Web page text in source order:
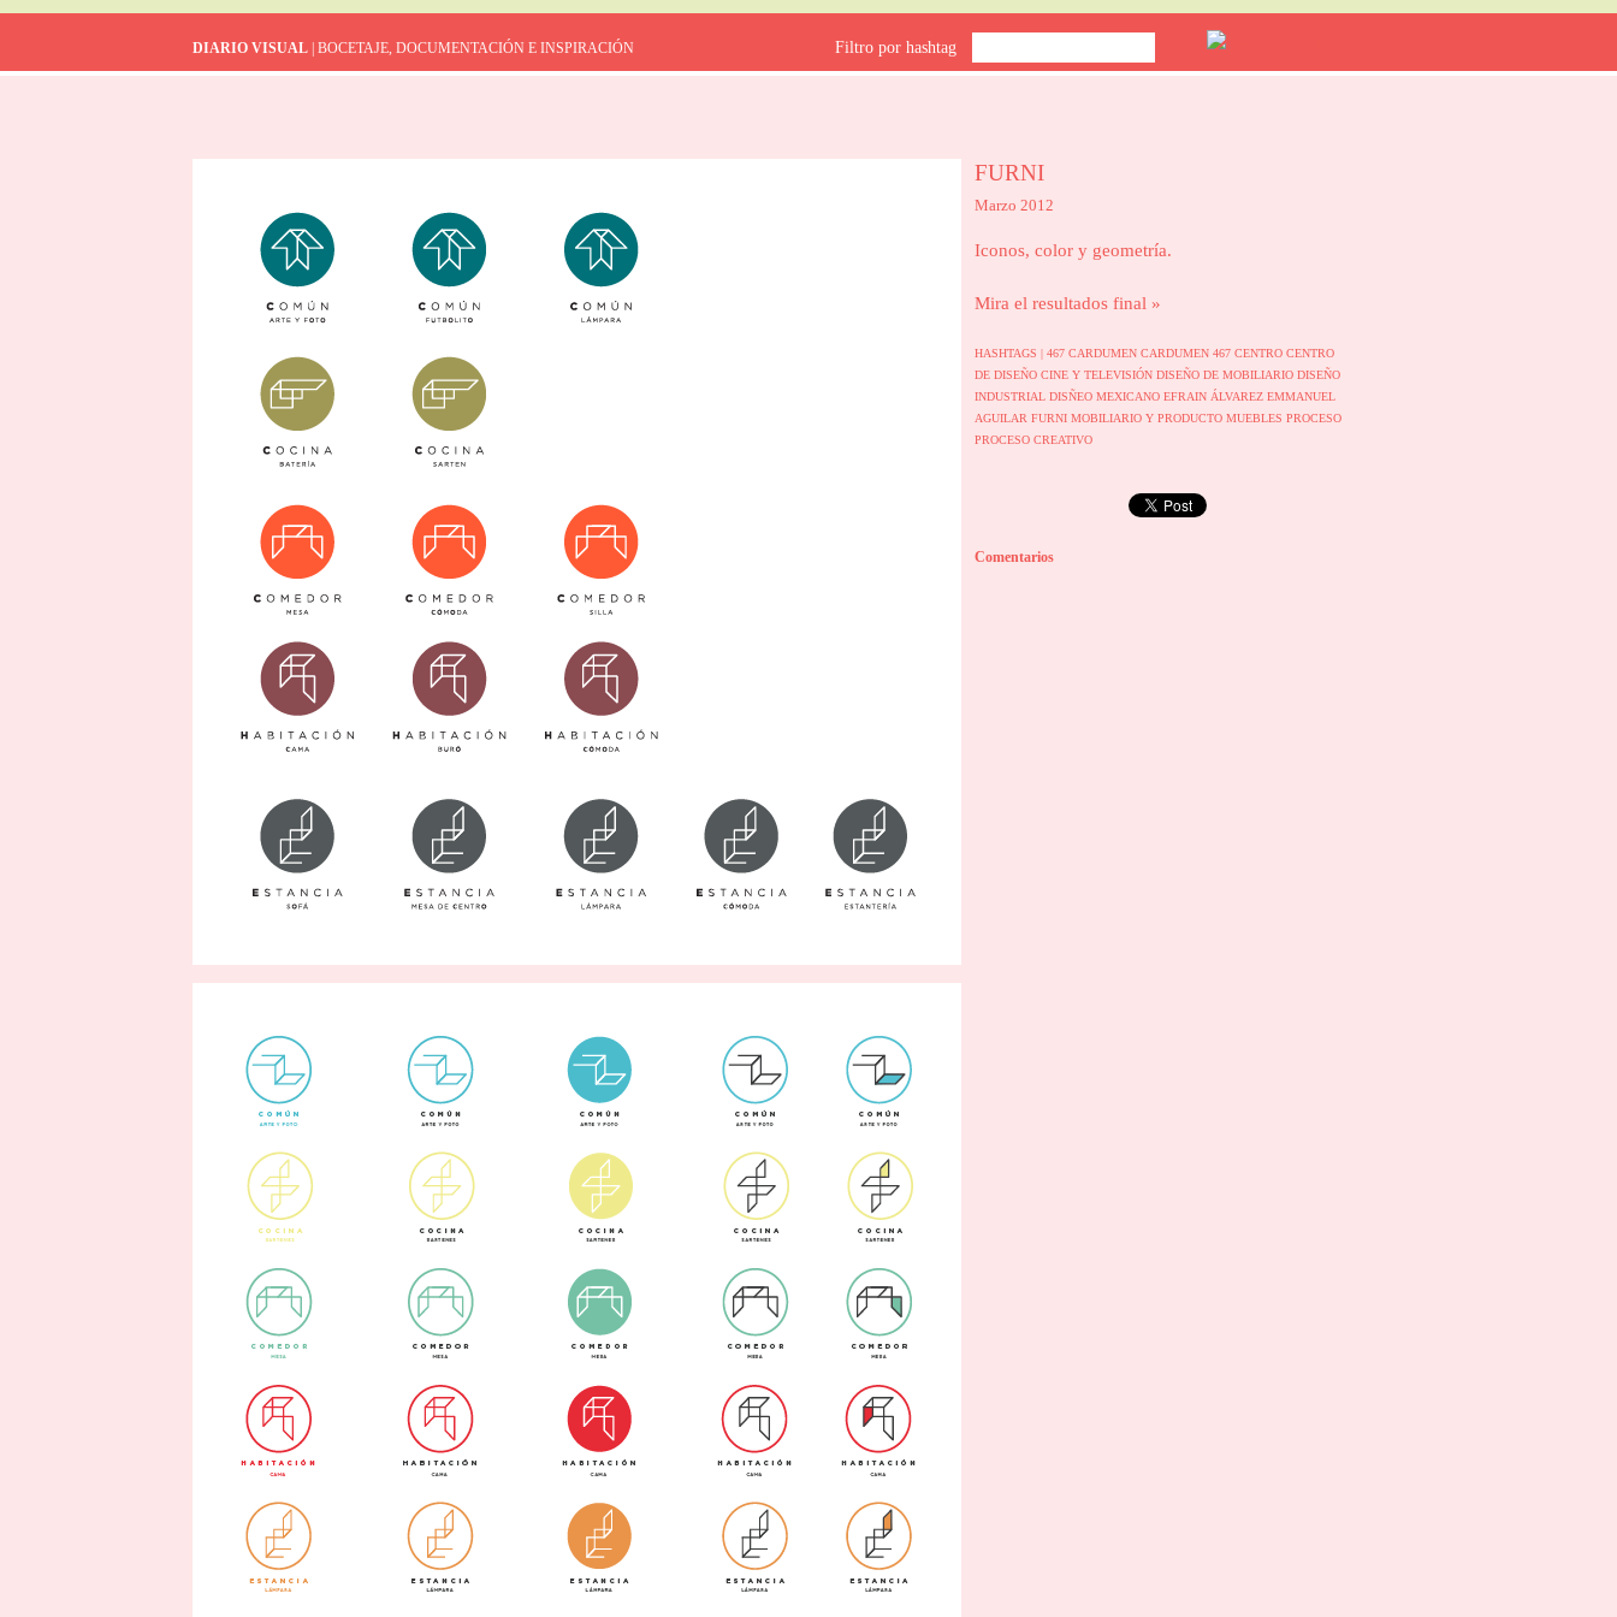
DIARIO VISUAL | BOCETAJE, DOCUMENTACIÓN E INSPIRACIÓN Filtro por hashtag
FURNI
Marzo 2012
Iconos, color y geometría.
Mira el resultados final »
HASHTAGS | 467 CARDUMEN CARDUMEN 467 CENTRO CENTRO
DE DISEÑO CINE Y TELEVISIÓN DISEÑO DE MOBILIARIO DISEÑO
INDUSTRIAL DISÑEO MEXICANO EFRAIN ÁLVAREZ EMMANUEL
AGUILAR FURNI MOBILIARIO Y PRODUCTO MUEBLES PROCESO
PROCESO CREATIVO
Comentarios